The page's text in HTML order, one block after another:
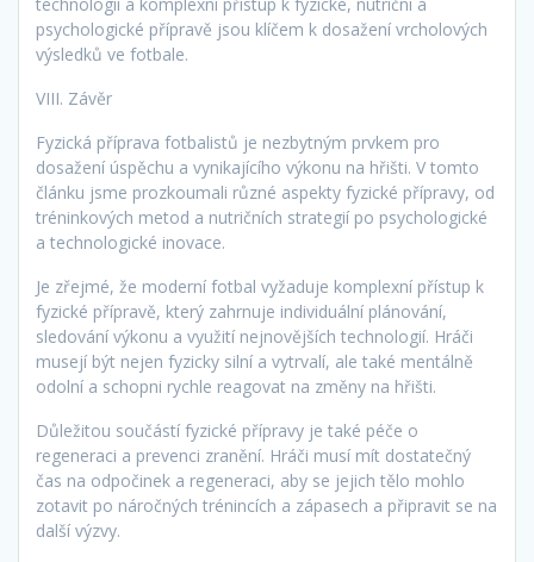
psychologické přípravě jsou klíčem k dosažení vrcholových
výsledků ve fotbale.
VIII. Závěr
Fyzická příprava fotbalistů je nezbytným prvkem pro
dosažení úspěchu a vynikajícího výkonu na hřišti. V tomto
článku jsme prozkoumali různé aspekty fyzické přípravy, od
tréninkových metod a nutričních strategií po psychologické
a technologické inovace.
Je zřejmé, že moderní fotbal vyžaduje komplexní přístup k
fyzické přípravě, který zahrnuje individuální plánování,
sledování výkonu a využití nejnovějších technologií. Hráči
musejí být nejen fyzicky silní a vytrvalí, ale také mentálně
odolní a schopni rychle reagovat na změny na hřišti.
Důležitou součástí fyzické přípravy je také péče o
regeneraci a prevenci zranění. Hráči musí mít dostatečný
čas na odpočinek a regeneraci, aby se jejich tělo mohlo
zotavit po náročných trénincích a zápasech a připravit se na
další výzvy.